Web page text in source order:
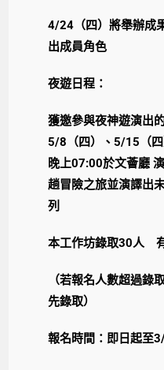
4/24（四）將舉辦成
出成員角色
夜遊日程：
獲邀參與夜神遊演出
5/8（四）、5/15（四
晚上07:00於文薈廳
趟冒險之旅並演譯出
列
本工作坊錄取30人
（若報名人數超過錄
先錄取）
報名時間：即日起至